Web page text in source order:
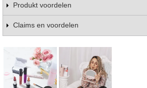
Produkt voordelen
Claims en voordelen